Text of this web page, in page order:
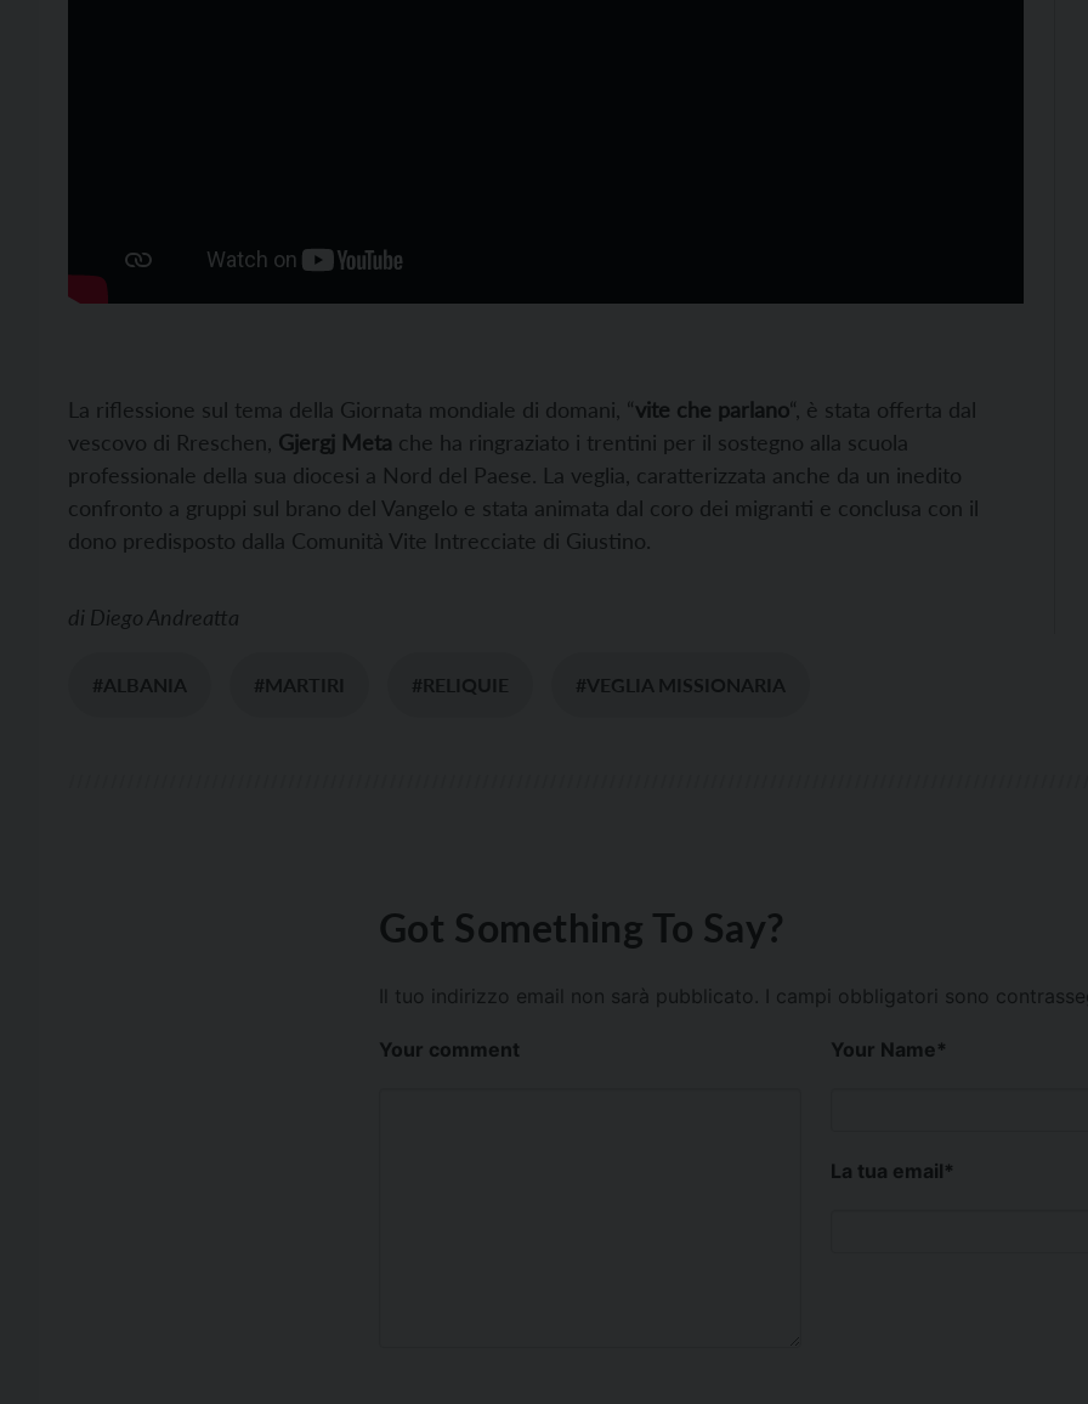
La riflessione sul tema della Giornata mondiale di domani, “vite che parlano“, è stata offerta dal
vescovo di Rreschen, Gjergj Meta che ha ringraziato i trentini per il sostegno alla scuola
professionale della sua diocesi a Nord del Paese. La veglia, caratterizzata anche da un inedito
confronto a gruppi sul brano del Vangelo e stata animata dal coro dei migranti e conclusa con il
dono predisposto dalla Comunità Vite Intrecciate di Giustino.
di Diego Andreatta
#ALBANIA #MARTIRI #RELIQUIE #VEGLIA MISSIONARIA
Got Something To Say?
Il tuo indirizzo email non sarà pubblicato. I campi obbligatori sono
Your comment Your Name*
La tua email*